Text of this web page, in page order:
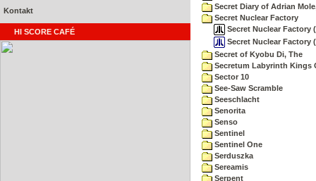
Kontakt
HI SCORE CAFÉ
Secret Diary of Adrian
Secret Nuclear Factory
Secret Nuclear Factory
Secret Nuclear Factory
Secret of Kyobu Di, The
Secretum Labyrinth Kings
Sector 10
See-Saw Scramble
Seeschlacht
Senorita
Senso
Sentinel
Sentinel One
Serduszka
Sereamis
Serpent